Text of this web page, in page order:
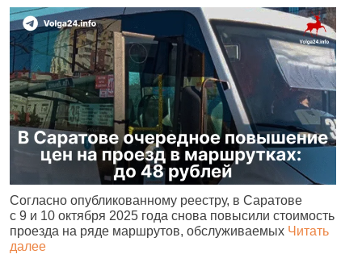
Согласно опубликованному реестру, в Саратове
с 9 и 10 октября 2025 года снова повысили стоимость
проезда на ряде маршрутов, обслуживаемых Читать
далее